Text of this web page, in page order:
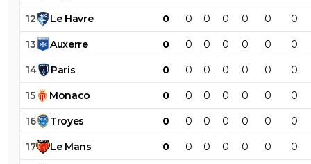
12 Le Havre 0 0 0 0 0 0 0
13 Auxerre 0 0 0 0 0 0 0
14 Paris 0 0 0 0 0 0 0
15 Monaco 0 0 0 0 0 0 0
16 Troyes 0 0 0 0 0 0 0
17 Le Mans 0 0 0 0 0 0 0